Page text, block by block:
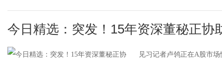
今日精选：突发！15年资深董秘正协
见习记者卢鸰正在A股市